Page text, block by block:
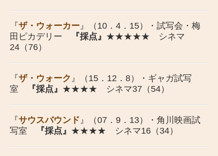
『ザ・ウォーカー 』（10．4．15）・試写会・梅
田ピカデリー
『採点』 ★★★★★ シネマ
24（76）
『ザ・ウォーク 』（15．12．8）・ギャガ試写
室
『採点』 ★★★★ シネマ37（54）
『サウスバウンド 』（07．9．13）・角川映画試
写室
『採点』 ★★★★ シネマ16（34）